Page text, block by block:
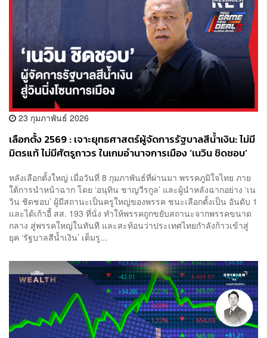
23 กุมภาพันธ์ 2026
เลือกตั้ง 2569 : เจาะยุทธศาสตร์ผู้จัดการรัฐบาลสีน้ำเงิน: ไม่มี
มิตรแท้ ไม่มีศัตรูถาวร ในเกมอำนาจการเมือง ‘เนวิน ชิดชอบ’
หลังเลือกตั้งใหญ่ เมื่อวันที่ 8 กุมภาพันธ์ที่ผ่านมา พรรคภูมิใจไทย ภาย
ใต้การนำหน้าฉาก โดย ‘อนุทิน ชาญวีรกูล’ และผู้นำหลังฉากอย่าง ‘เน
วิน ชิดชอบ’ ผู้มีสถานะเป็นครูใหญ่ของพรรค ชนะเลือกตั้งเป็น อันดับ 1
และได้เก้าอี้ สส. 193 ที่นั่ง ทำให้พรรคถูกขยับสถานะจากพรรคขนาด
กลาง สู่พรรคใหญ่ในทันที และสะท้อนว่าประเทศไทยกำลังก้าวเข้าสู่
ยุค ‘รัฐบาลสีน้ำเงิน’ เต็มรู...